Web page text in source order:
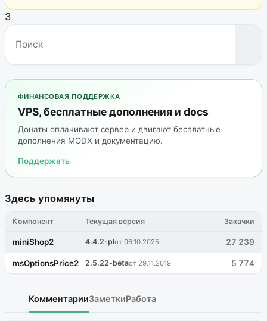
3
ФИНАНСОВАЯ ПОДДЕРЖКА
VPS, бесплатные дополнения и docs
Донаты оплачивают сервер и двигают бесплатные
дополнения MODX и документацию.
Поддержать
Здесь упомянуты
Компонент Текущая версия Закачки
miniShop2 4.4.2-plот 06.10.2025 27 239
msOptionsPrice2 2.5.22-betaот 29.11.2019 5 774
КомментарииЗаметкиРабота